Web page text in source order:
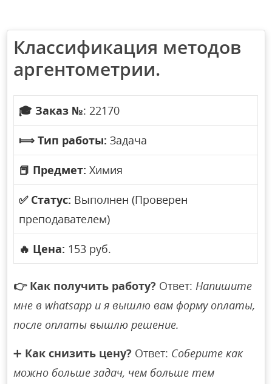
Классификация методов
аргентометрии.
🎓 Заказ №: 22170
⟾ Тип работы: Задача
📕 Предмет: Химия
✅ Статус: Выполнен (Проверен
преподавателем)
🔥 Цена: 153 руб.
👉 Как получить работу? Ответ:Напишите
мне в whatsapp и я вышлю вам форму оплаты,
после оплаты вышлю решение.
➕ Как снизить цену? Ответ: Соберите как
можно больше задач, чем больше тем